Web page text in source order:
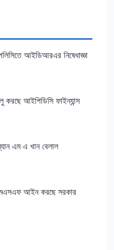
আইডিআরএর নিষেধাজ্ঞা
করছে আইপিডিসি ফাইন্যান্স
এম এ খান বেলাল
আইন করছে সরকার